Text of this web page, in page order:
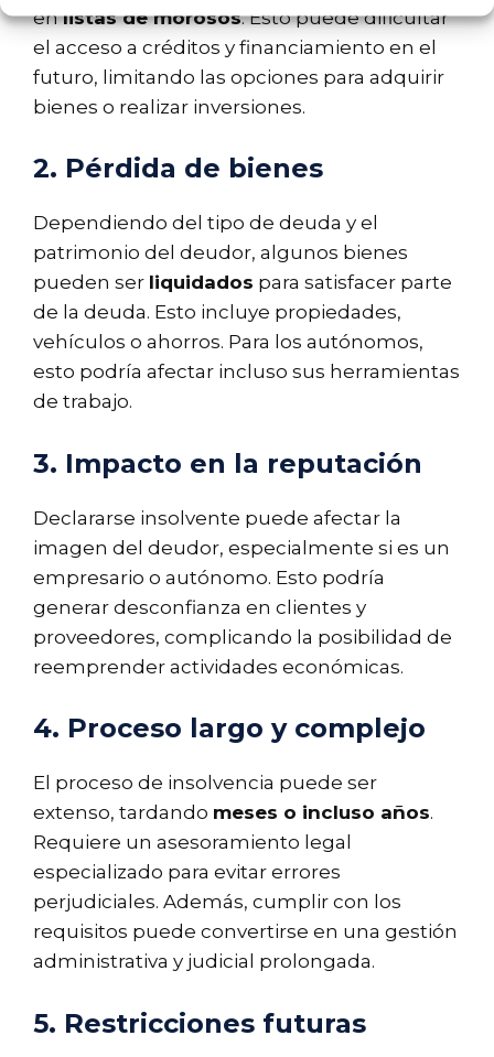
enlistas de morosos. Esto puede dificultar
el acceso a créditos y financiamiento en el
futuro, limitando las opciones para adquirir
bienes o realizar inversiones.
2. Pérdida de bienes
Dependiendo del tipo de deuda y el
patrimonio del deudor, algunos bienes
pueden ser liquidados para satisfacer parte
de la deuda. Esto incluye propiedades,
vehículos o ahorros. Para los autónomos,
esto podría afectar incluso sus herramientas
de trabajo.
3. Impacto en la reputación
Declararse insolvente puede afectar la
imagen del deudor, especialmente si es un
empresario o autónomo. Esto podría
generar desconfianza en clientes y
proveedores, complicando la posibilidad de
reemprender actividades económicas.
4. Proceso largo y complejo
El proceso de insolvencia puede ser
extenso, tardando meses o incluso años.
Requiere un asesoramiento legal
especializado para evitar errores
perjudiciales. Además, cumplir con los
requisitos puede convertirse en una gestión
administrativa y judicial prolongada.
5. Restricciones futuras